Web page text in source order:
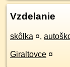
Vzdelanie
skôlka ¤,
Giraltovce ¤